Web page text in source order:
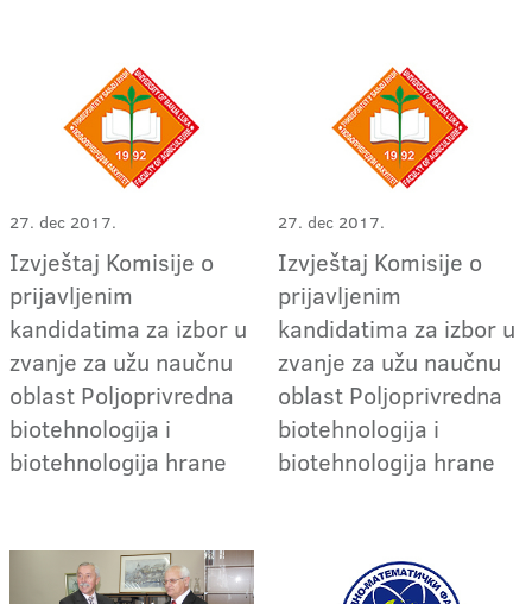
27. dec 2017.
Izvještaj Komisije o
prijavljenim
kandidatima za izbor u
zvanje za užu naučnu
oblast Poljoprivredna
biotehnologija i
biotehnologija hrane
27. dec 2017.
Izvještaj Komisije o
prijavljenim
kandidatima za izbor u
zvanje za užu naučnu
oblast Poljoprivredna
biotehnologija i
biotehnologija hrane